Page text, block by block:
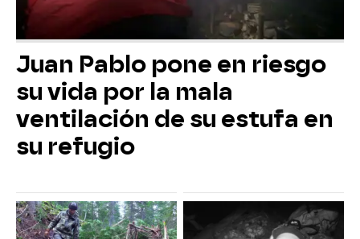
Juan Pablo pone en riesgo
su vida por la mala
ventilación de su estufa en
su refugio